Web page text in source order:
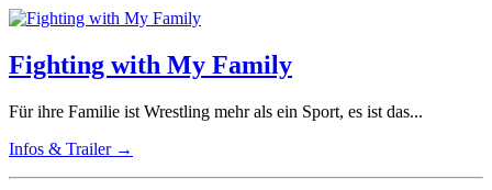
Fighting with My Family
Für ihre Familie ist Wrestling mehr als ein Sport, es ist das...
Infos & Trailer →